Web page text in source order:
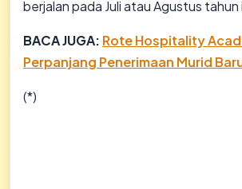
berjalan pada Juli atau Agustus tahun
BACA JUGA: Rote Hospitality
Perpanjang Penerimaan Murid
(*)